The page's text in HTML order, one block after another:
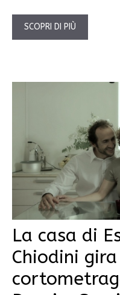
SCOPRI DI PIÙ
La casa di
Chiodini